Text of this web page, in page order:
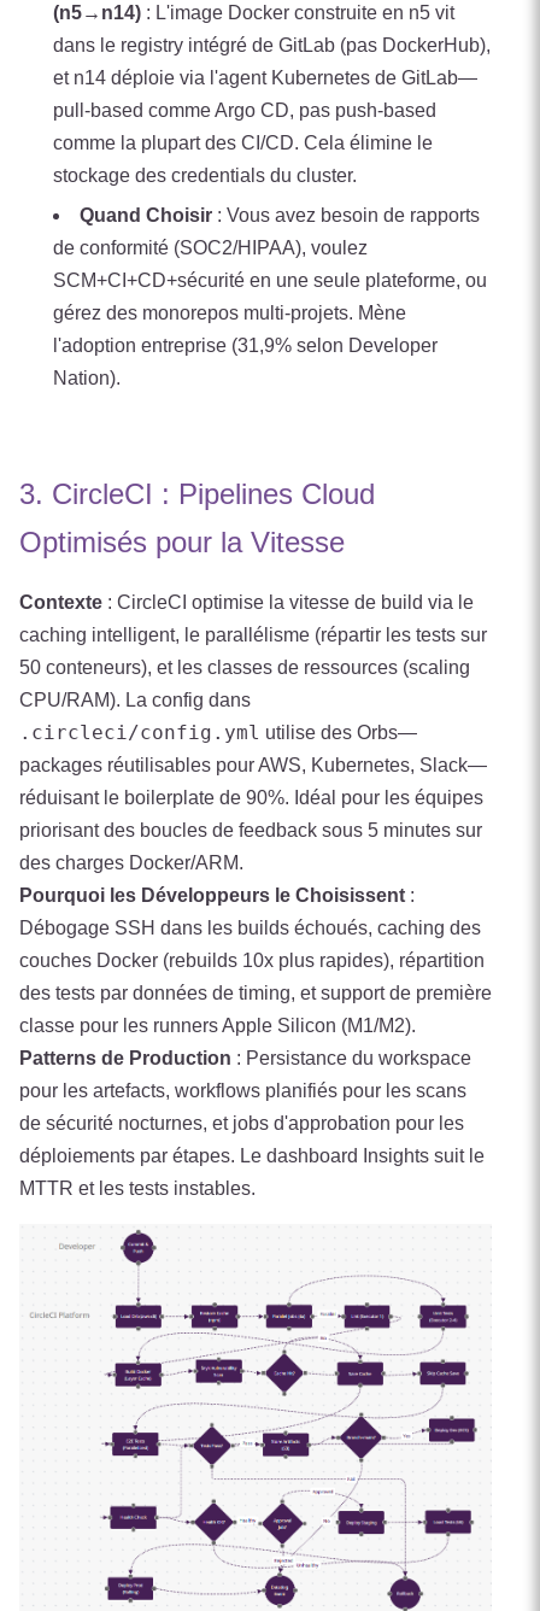
(n5→n14) : L'image Docker construite en n5 vit
dans le registry intégré de GitLab (pas DockerHub),
et n14 déploie via l'agent Kubernetes de GitLab—
pull-based comme Argo CD, pas push-based
comme la plupart des CI/CD. Cela élimine le
stockage des credentials du cluster.
Quand Choisir : Vous avez besoin de rapports
de conformité (SOC2/HIPAA), voulez
SCM+CI+CD+sécurité en une seule plateforme, ou
gérez des monorepos multi-projets. Mène
l'adoption entreprise (31,9% selon Developer
Nation).
3. CircleCI : Pipelines Cloud
Optimisés pour la Vitesse
Contexte : CircleCI optimise la vitesse de build via le
caching intelligent, le parallélisme (répartir les tests sur
50 conteneurs), et les classes de ressources (scaling
CPU/RAM). La config dans
.circleci/config.yml utilise des Orbs—
packages réutilisables pour AWS, Kubernetes, Slack—
réduisant le boilerplate de 90%. Idéal pour les équipes
priorisant des boucles de feedback sous 5 minutes sur
des charges Docker/ARM.
Pourquoi les Développeurs le Choisissent :
Débogage SSH dans les builds échoués, caching des
couches Docker (rebuilds 10x plus rapides), répartition
des tests par données de timing, et support de première
classe pour les runners Apple Silicon (M1/M2).
Patterns de Production : Persistance du workspace
pour les artefacts, workflows planifiés pour les scans
de sécurité nocturnes, et jobs d'approbation pour les
déploiements par étapes. Le dashboard Insights suit le
MTTR et les tests instables.